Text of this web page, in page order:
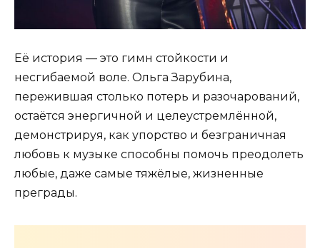
Её история — это гимн стойкости и
несгибаемой воле. Ольга Зарубина,
пережившая столько потерь и разочарований,
остаётся энергичной и целеустремлённой,
демонстрируя, как упорство и безграничная
любовь к музыке способны помочь преодолеть
любые, даже самые тяжёлые, жизненные
преграды.